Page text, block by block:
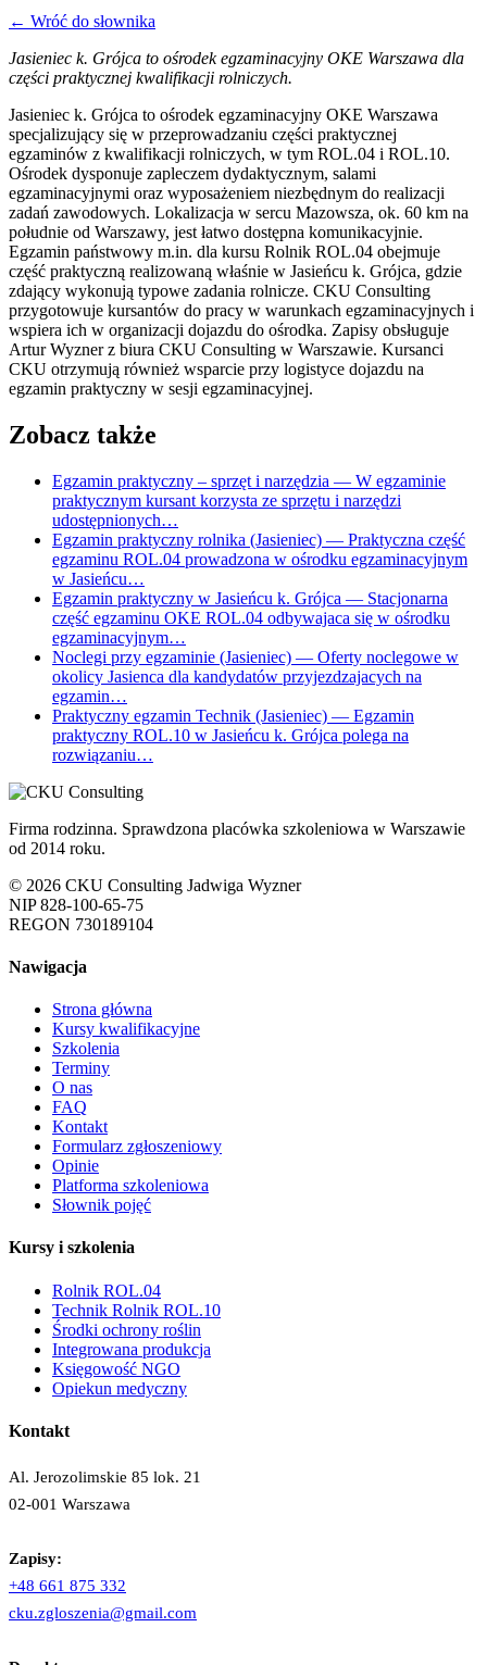
← Wróć do słownika
Jasieniec k. Grójca to ośrodek egzaminacyjny OKE Warszawa dla
części praktycznej kwalifikacji rolniczych.
Jasieniec k. Grójca to ośrodek egzaminacyjny OKE Warszawa
specjalizujący się w przeprowadzaniu części praktycznej
egzaminów z kwalifikacji rolniczych, w tym ROL.04 i ROL.10.
Ośrodek dysponuje zapleczem dydaktycznym, salami
egzaminacyjnymi oraz wyposażeniem niezbędnym do realizacji
zadań zawodowych. Lokalizacja w sercu Mazowsza, ok. 60 km na
południe od Warszawy, jest łatwo dostępna komunikacyjnie.
Egzamin państwowy m.in. dla kursu Rolnik ROL.04 obejmuje
część praktyczną realizowaną właśnie w Jasieńcu k. Grójca, gdzie
zdający wykonują typowe zadania rolnicze. CKU Consulting
przygotowuje kursantów do pracy w warunkach egzaminacyjnych i
wspiera ich w organizacji dojazdu do ośrodka. Zapisy obsługuje
Artur Wyzner z biura CKU Consulting w Warszawie. Kursanci
CKU otrzymują również wsparcie przy logistyce dojazdu na
egzamin praktyczny w sesji egzaminacyjnej.
Zobacz także
Egzamin praktyczny – sprzęt i narzędzia — W egzaminie
praktycznym kursant korzysta ze sprzętu i narzędzi
udostępnionych…
Egzamin praktyczny rolnika (Jasieniec) — Praktyczna część
egzaminu ROL.04 prowadzona w ośrodku egzaminacyjnym
w Jasieńcu…
Egzamin praktyczny w Jasieńcu k. Grójca — Stacjonarna
część egzaminu OKE ROL.04 odbywajaca się w ośrodku
egzaminacyjnym…
Noclegi przy egzaminie (Jasieniec) — Oferty noclegowe w
okolicy Jasienca dla kandydatów przyjezdzajacych na
egzamin…
Praktyczny egzamin Technik (Jasieniec) — Egzamin
praktyczny ROL.10 w Jasieńcu k. Grójca polega na
rozwiązaniu…
Firma rodzinna. Sprawdzona placówka szkoleniowa w Warszawie
od 2014 roku.
© 2026 CKU Consulting Jadwiga Wyzner
NIP 828-100-65-75
REGON 730189104
Nawigacja
Strona główna
Kursy kwalifikacyjne
Szkolenia
Terminy
O nas
FAQ
Kontakt
Formularz zgłoszeniowy
Opinie
Platforma szkoleniowa
Słownik pojęć
Kursy i szkolenia
Rolnik ROL.04
Technik Rolnik ROL.10
Środki ochrony roślin
Integrowana produkcja
Księgowość NGO
Opiekun medyczny
Kontakt
Al. Jerozolimskie 85 lok. 21
02-001 Warszawa
Zapisy:
+48 661 875 332
cku.zgloszenia@gmail.com